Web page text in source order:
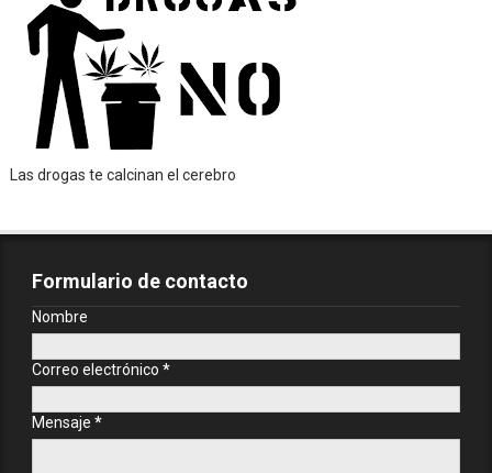
Las drogas te calcinan el cerebro
Formulario de contacto
Nombre
Correo electrónico *
Mensaje *